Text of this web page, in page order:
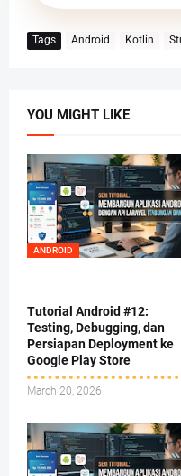
Tags Android Kotlin
YOU MIGHT LIKE
ANDROID
Tutorial Android #12:
Testing, Debugging, dan
Persiapan Deployment ke
Google Play Store
March 20, 2026